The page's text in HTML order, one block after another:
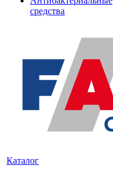
средства
Каталог